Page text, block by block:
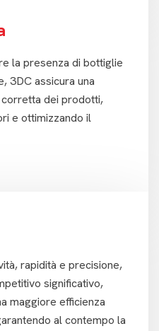
la presenza di bottiglie
3DC assicura una
dei prodotti,
e ottimizzando il
rapidità e precisione,
significativo,
maggiore efficienza
al contempo la